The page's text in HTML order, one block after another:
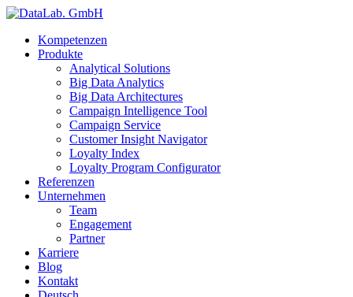
Kompetenzen
Produkte
Analytical Solutions
Big Data Analytics
Big Data Architectures
Campaign Intelligence Tool
Campaign Service
Customer Insight Navigator
Loyalty Index
Loyalty Program Configurator
Referenzen
Unternehmen
Team
Engagement
Partner
Karriere
Blog
Kontakt